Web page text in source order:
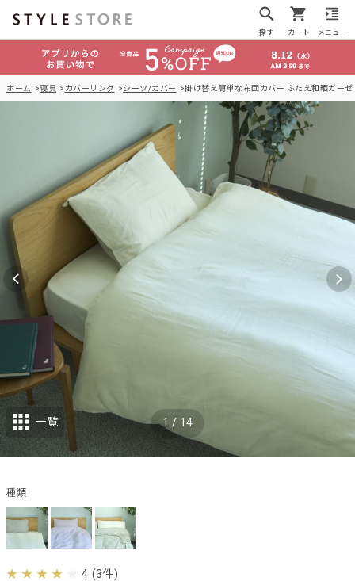
探す カート メニュー
ホーム 寝具 カバーリング シーツ/カバー 掛け替え簡単な布団カバー ふたえ和晒ガーゼ
4 (3件)
1 / 14
一覧
種類